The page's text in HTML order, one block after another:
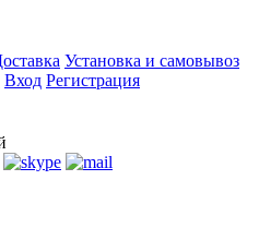
Установка и самовывоз
Вход Регистрация